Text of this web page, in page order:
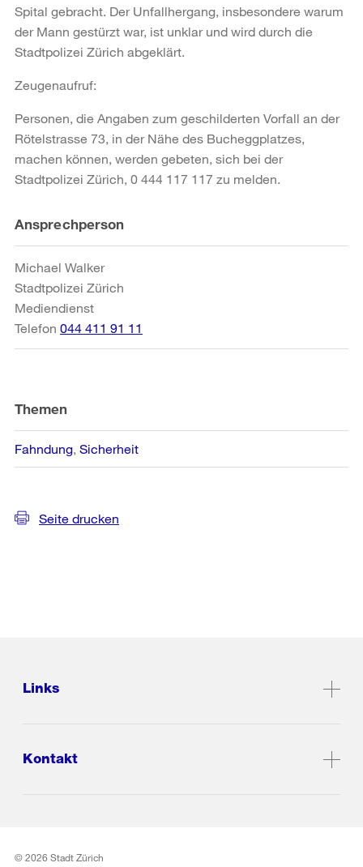
Spital gebracht. Der Unfallhergang, insbesondere warum
der Mann gestürzt war, ist unklar und wird durch die
Stadtpolizei Zürich abgeklärt.
Zeugenaufruf:
Personen, die Angaben zum geschilderten Vorfall an der
Rötelstrasse 73, in der Nähe des Bucheggplatzes,
machen können, werden gebeten, sich bei der
Stadtpolizei Zürich, 0 444 117 117 zu melden.
Weitere
Informationen
Ansprechperson
Michael Walker
Stadtpolizei Zürich
Mediendienst
Telefon 044 411 91 11
Themen
Fahndung Sicherheit
Seite drucken
Links
Kontakt
© 2026 Stadt Zürich